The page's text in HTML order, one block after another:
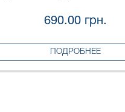
690.00 грн.
ПОДРОБНЕЕ